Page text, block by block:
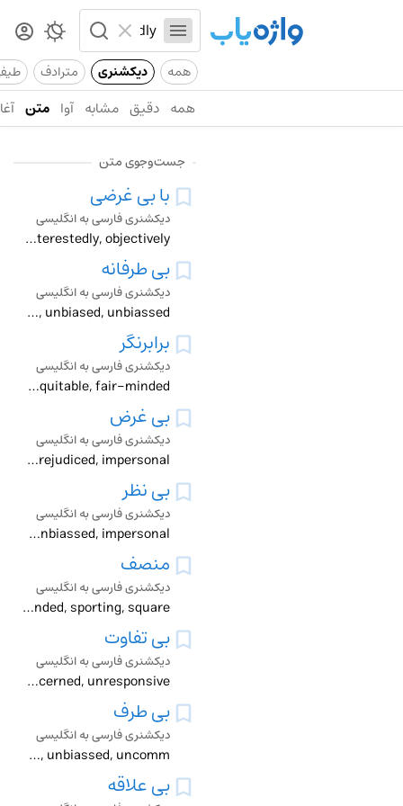
همه دیکشنری مترادف
همه دقیق مشابه آوا متن
جست‌وجوی متن
با بی غرضی
دیکشنری فارسی به انگلیسی
disinterestedly, objectively
بی طرفانه
دیکشنری فارسی به انگلیسی
fair, disinterestedly, evenhanded, judicial, neutral, objective, unbiased, unbiassed
برابرنگر
دیکشنری فارسی به انگلیسی
disinterested, equitable, fair-minded
بی غرض
دیکشنری فارسی به انگلیسی
disinterested, dispassionate, evenhanded, fair , fair-minded, impartial, objective, open-minded, simple, unbiased, unbiassed, unprejudiced, impersonal
بی نظر
دیکشنری فارسی به انگلیسی
disinterested, impartial, objective, unbiased, unbiassed, impersonal
منصف
دیکشنری فارسی به انگلیسی
disinterested, dispassionate, equitable, evenhanded, fair-minded, impartial, just, open-minded, sporting, square
بی تفاوت
دیکشنری فارسی به انگلیسی
apathetic, disinterested, incurious, indifferent, insensible, languid, nonchalant, torpid, unconcerned, unresponsive
بی طرف
دیکشنری فارسی به انگلیسی
detached, disinterested, dispassionate, evenhanded, fair-minded, impartial, indifferent, neutral, objective, open-minded, straddler, unbiased, unbiassed, uncomm
بی علاقه